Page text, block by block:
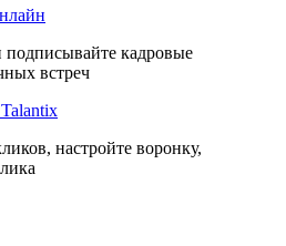
подписывайте кадровые
встреч
настройте воронку,